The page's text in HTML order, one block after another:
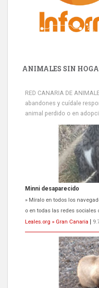
ANIMALES SIN
RED CANARIA DE
abandones y cuídale
animal perdido o en
Siami Perdida
Se llama Siami,es hembra
oreja,cariñosa,mimosa pero
Leales.org » Gran Canaria |